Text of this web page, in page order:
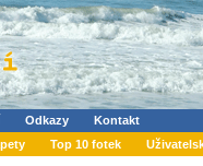
Odkazy
Kontakt
Top 10 fotek